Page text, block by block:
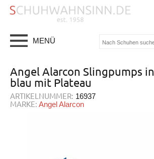
MENÜ
Angel Alarcon Slingpumps in
blau mit Plateau
ARTIKELNUMMER: 16937
MARKE: Angel Alarcon